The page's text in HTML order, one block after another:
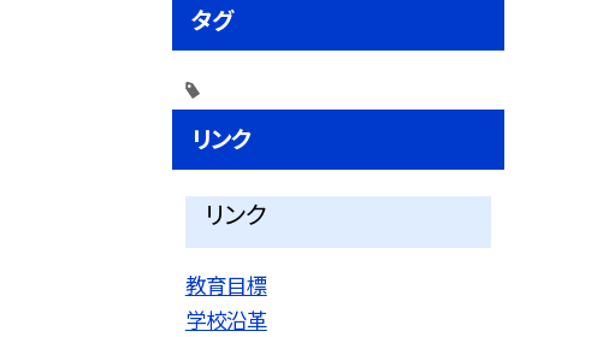
タグ
リンク
リンク
教育目標
学校沿革